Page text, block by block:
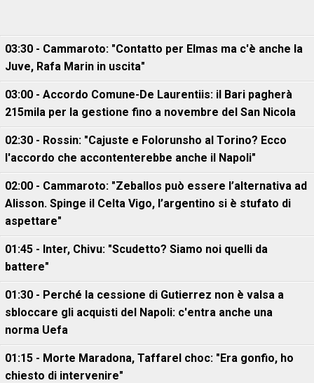
03:30 - Cammaroto: "Contatto per Elmas ma c'è anche la
Juve, Rafa Marin in uscita"
03:00 - Accordo Comune-De Laurentiis: il Bari pagherà
215mila per la gestione fino a novembre del San Nicola
02:30 - Rossin: "Cajuste e Folorunsho al Torino? Ecco
l'accordo che accontenterebbe anche il Napoli"
02:00 - Cammaroto: "Zeballos può essere l’alternativa ad
Alisson. Spinge il Celta Vigo, l’argentino si è stufato di
aspettare"
01:45 - Inter, Chivu: "Scudetto? Siamo noi quelli da
battere"
01:30 - Perché la cessione di Gutierrez non è valsa a
sbloccare gli acquisti del Napoli: c'entra anche una
norma Uefa
01:15 - Morte Maradona, Taffarel choc: "Era gonfio, ho
chiesto di intervenire"